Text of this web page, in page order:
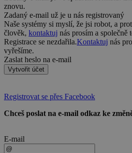
znovu.
Zadaný e-mail už je u nás registrovaný
Naše systémy si myslí, že jsi robot, a
člověk, kontaktuj nás prosím a společně
Registrace se nezdařila.Kontaktuj nás
vyřešíme.
Zaslat heslo na e-mail
Vytvořit účet
Registrovat se přes Facebook
Chceš poslat na e-mail odkaz ke
E-mail